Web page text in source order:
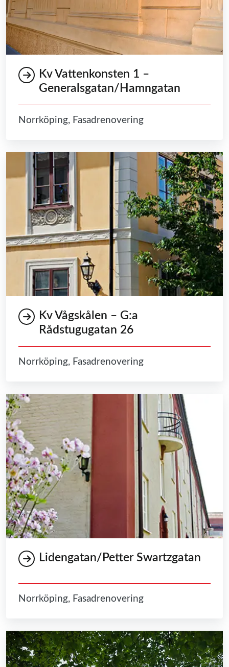
Kv Vattenkonsten 1 –
Generalsgatan/Hamngatan
Norrköping, Fasadrenovering
Kv Vågskålen – G:a
Rådstugugatan 26
Norrköping, Fasadrenovering
Lidengatan/Petter Swartzgatan
Norrköping, Fasadrenovering